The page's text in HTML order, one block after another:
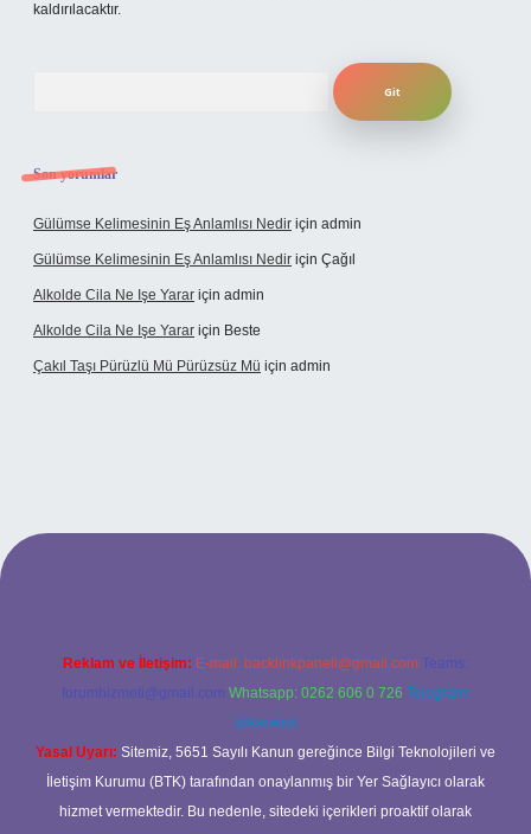
kaldırılacaktır.
Son yorumlar
Gülümse Kelimesinin Eş Anlamlısı Nedir için admin
Gülümse Kelimesinin Eş Anlamlısı Nedir için Çağıl
Alkolde Cila Ne Işe Yarar için admin
Alkolde Cila Ne Işe Yarar için Beste
Çakıl Taşı Pürüzlü Mü Pürüzsüz Mü için admin
Reklam ve İletişim: E-mail: backlinkpaneli@gmail.com Teams:
forumhizmeti@gmail.com Whatsapp: 0262 606 0 726 Telegram:
@karabul
Yasal Uyarı: Sitemiz, 5651 Sayılı Kanun gereğince Bilgi Teknolojileri ve
İletişim Kurumu (BTK) tarafından onaylanmış bir Yer Sağlayıcı olarak
hizmet vermektedir. Bu nedenle, sitedeki içerikleri proaktif olarak